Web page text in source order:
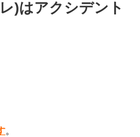
)はアクシデント
。